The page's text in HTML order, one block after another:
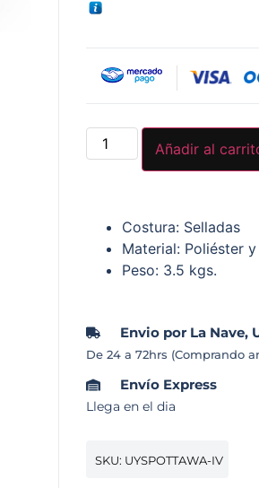
Añadir al
Costura: Selladas
Material: Poliéster y
Peso: 3.5 kgs.
Envio por La Nave,
De 24 a 72hrs (Comprando
Envío Express
Llega en el dia
SKU: UYSPOTTAWA-IV